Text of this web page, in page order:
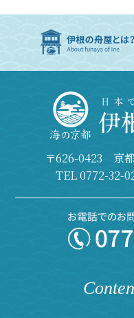
〒626-0423 京
TEL0772-32-